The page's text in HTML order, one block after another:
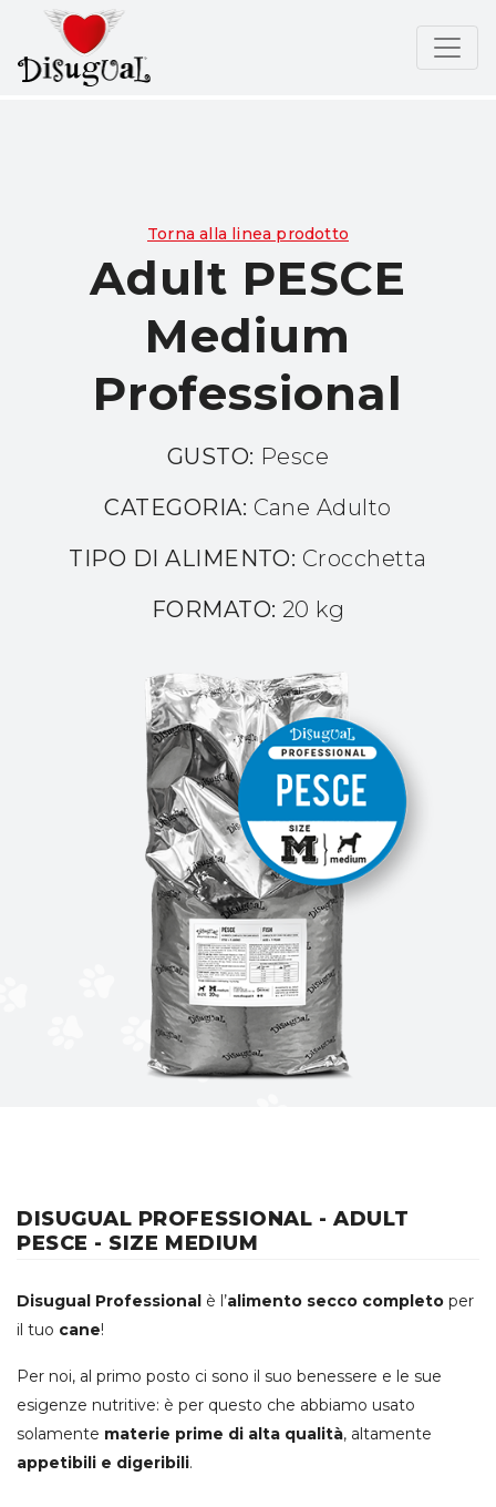
Torna alla linea prodotto
Adult PESCE
Medium
Professional
GUSTO: Pesce
CATEGORIA: Cane Adulto
TIPO DI ALIMENTO: Crocchetta
FORMATO: 20 kg
DISUGUAL PROFESSIONAL - ADULT
PESCE - SIZE MEDIUM
Disugual Professional è l’alimento secco completo per
il tuo cane!
Per noi, al primo posto ci sono il suo benessere e le sue
esigenze nutritive: è per questo che abbiamo usato
solamente materie prime di alta qualità, altamente
appetibili e digeribili.